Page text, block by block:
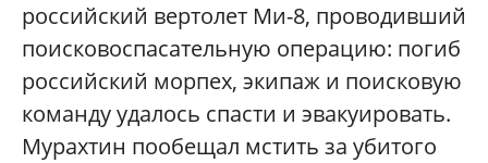
российский вертолет Ми-8, проводивший
поисковоспасательную операцию: погиб
российский морпех, экипаж и поисковую
команду удалось спасти и эвакуировать.
Мурахтин пообещал мстить за убитого